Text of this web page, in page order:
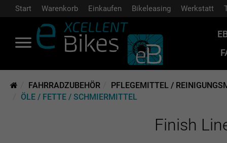
Start Warenkorb Einkaufen Bikeleasing Werkstatt
FAHRRADZUBEHÖR
PFLEGEMITTEL /
ÖLE / FETTE / SCHMIERMITTEL
Finish